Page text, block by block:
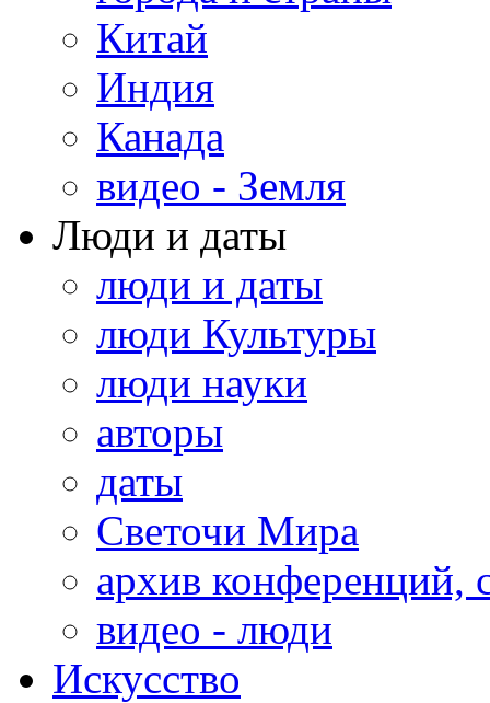
Китай
Индия
Канада
видео - Земля
Люди и даты
люди и даты
люди Культуры
люди науки
авторы
даты
Светочи Мира
архив конференций,
видео - люди
Искусство